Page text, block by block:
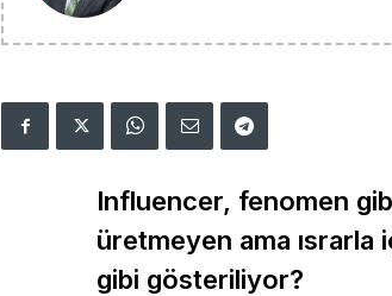
Influencer, fenomen
üretmeyen ama ısrarla
gibi gösteriliyor?